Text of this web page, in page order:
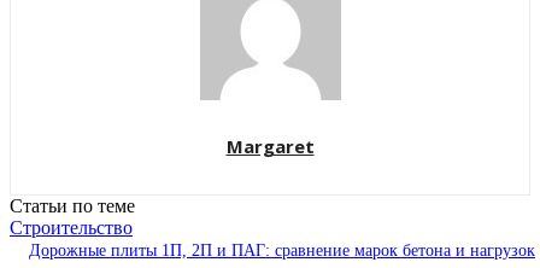
Margaret
Статьи по теме
Строительство
Дорожные плиты 1П, 2П и ПАГ: сравнение марок бетона и нагрузок